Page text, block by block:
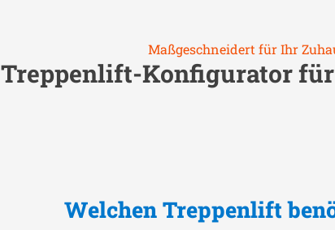
Maßgeschneidert für Ihr
Treppenlift-Konfigurator für
Welchen Treppenlift